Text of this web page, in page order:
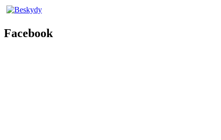
Facebook